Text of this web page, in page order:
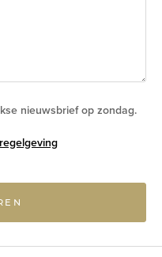
nieuwsbrief op zondag.